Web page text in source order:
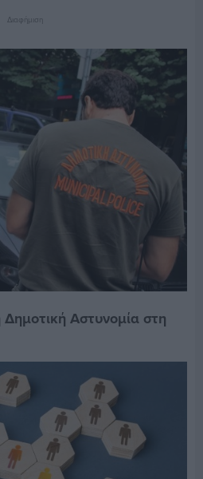
Διαφήμιση
Αστυνομία στη